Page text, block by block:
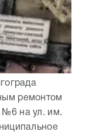
ремонтом
№6 на ул. им.